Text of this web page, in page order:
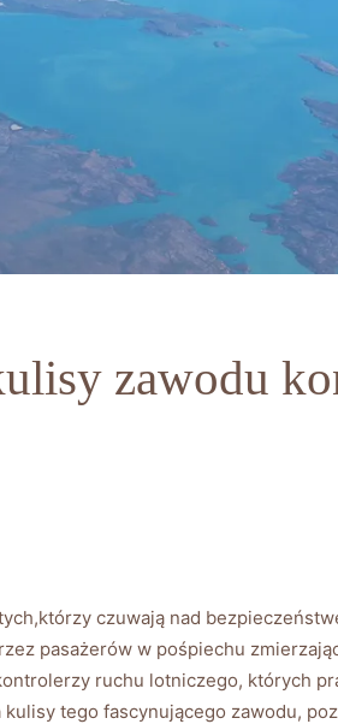
zawodu
czuwają nad
pasażerów w pośpiechu
ruchu lotniczego, których
tego fascynującego zawodu,